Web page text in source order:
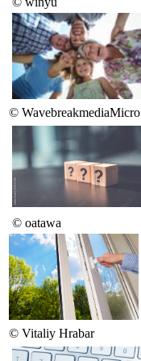
© WavebreakmediaMicro
© oatawa
© Vitaliy Hrabar